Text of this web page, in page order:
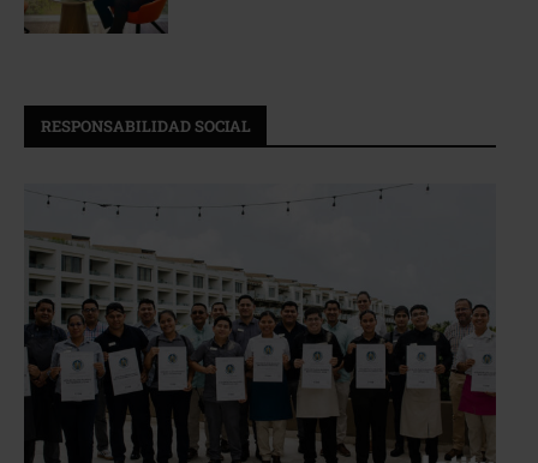
RESPONSABILIDAD SOCIAL